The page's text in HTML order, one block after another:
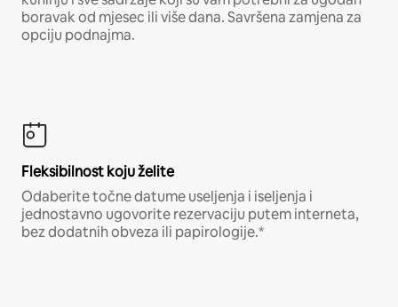
boravak od mjesec ili više dana. Savršena zamjena za
opciju podnajma.
Fleksibilnost koju želite
Odaberite točne datume useljenja i iseljenja i
jednostavno ugovorite rezervaciju putem interneta,
bez dodatnih obveza ili papirologije.*